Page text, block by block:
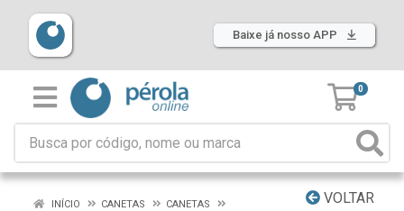
Baixe já nosso APP
0
VOLTAR
INÍCIO CANETAS
CANETAS